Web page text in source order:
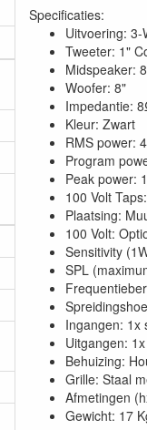
Specificaties:
Uitvoering: 3-
Tweeter: 1"
Midspeaker:
Woofer: 8"
Impedantie:
Kleur: Zwart
RMS power:
Program
Peak power:
100 Volt
Plaatsing:
100 Volt:
Sensitivity
SPL
Ingangen: 1x
Uitgangen:
Behuizing:
Grille: Staal
Afmetingen
Gewicht: 17